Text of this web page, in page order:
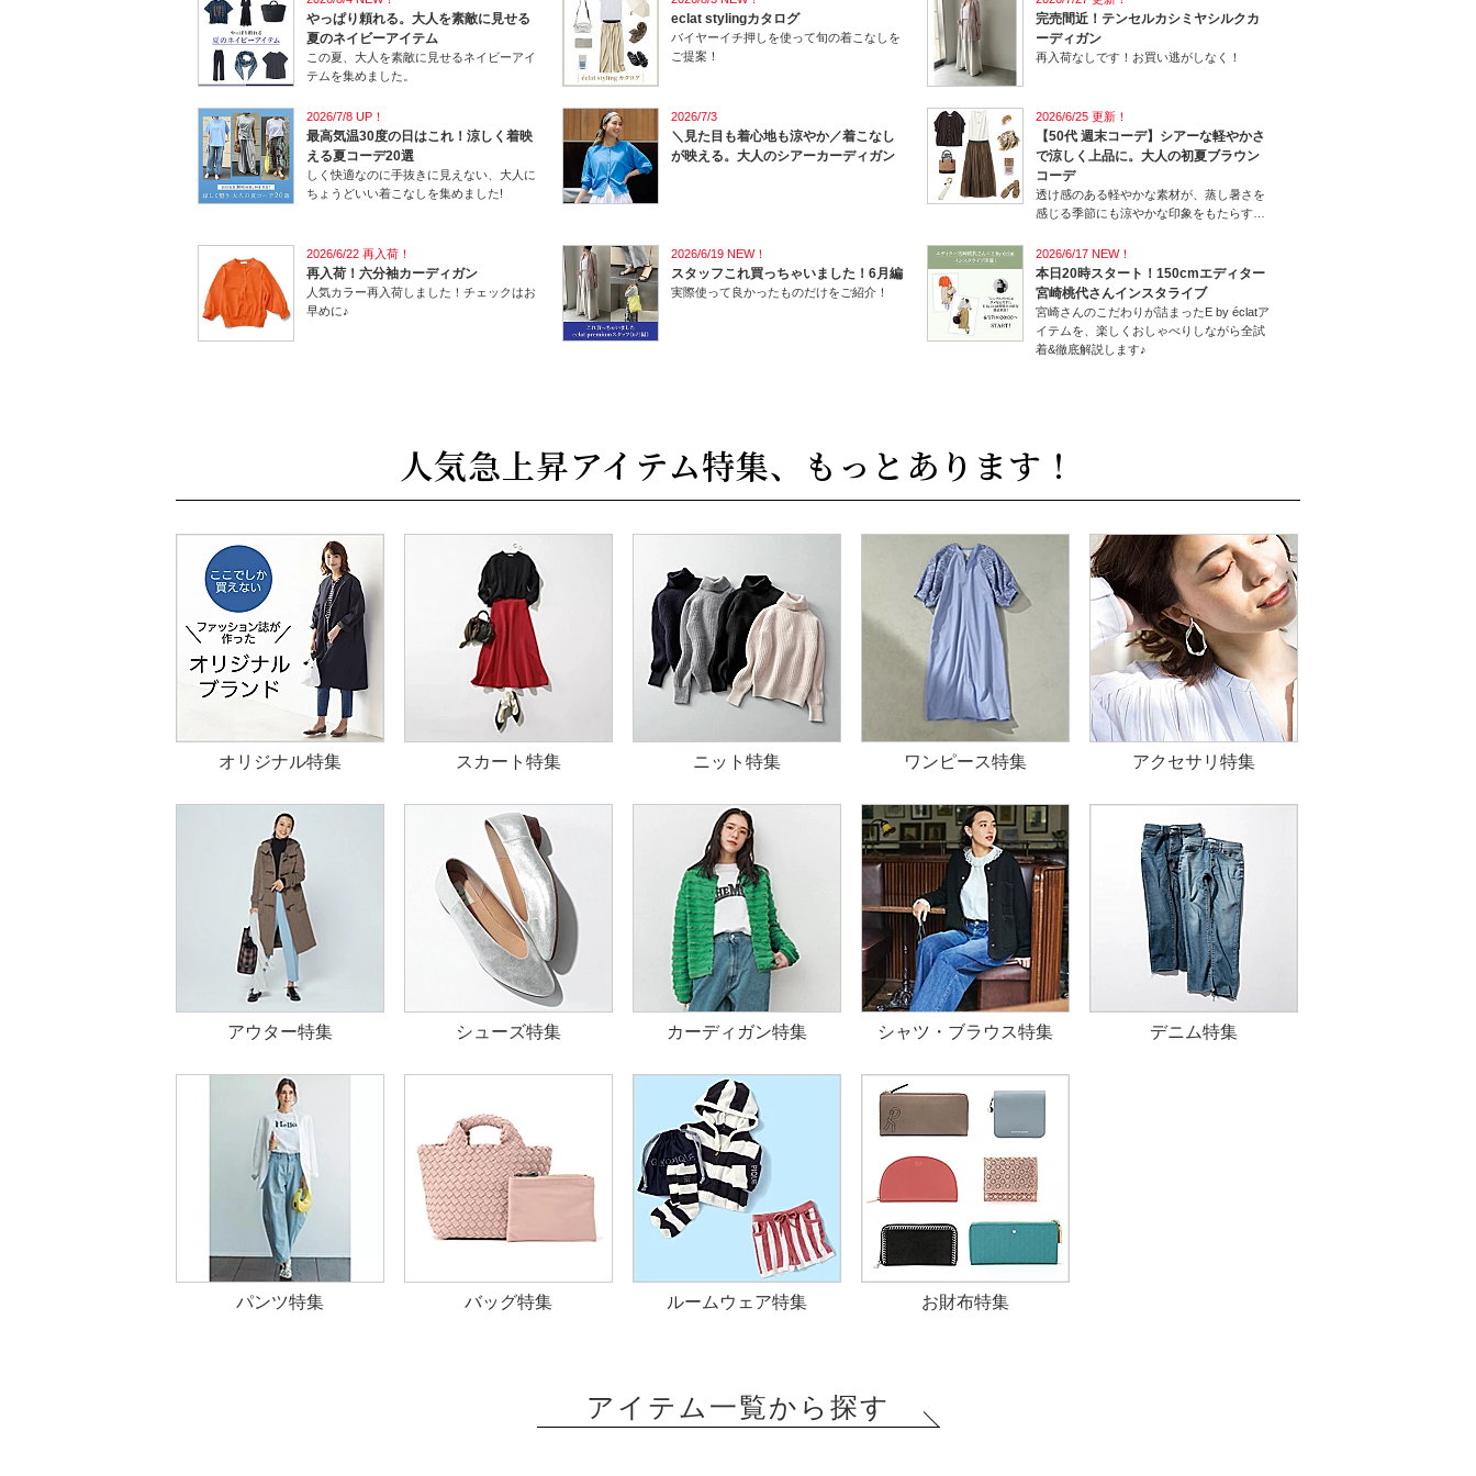
やっぱり頼れる。大人を素敵に見せる
夏のネイビーアイテム
この夏、大人を素敵に見せるネイビーアイ
テムを集めました。
eclat stylingカタログ
バイヤーイチ押しを使って旬の着こなしを
ご提案！
完売間近！テンセルカシミヤシルクカ
ーディガン
再入荷なしです！お買い逃がしなく！
2026/7/8 UP！
最高気温30度の日はこれ！涼しく着映
える夏コーデ20選
しく快適なのに手抜きに見えない、大人に
ちょうどいい着こなしを集めました!
2026/7/3
＼見た目も着心地も涼やか／着こなし
が映える。大人のシアーカーディガン
2026/6/25 更新！
【50代 週末コーデ】シアーな軽やかさ
で涼しく上品に。大人の初夏ブラウン
コーデ
透け感のある軽やかな素材が、蒸し暑さを
感じる季節にも涼やかな印象をもたらす初
2026/6/22 再入荷！
再入荷！六分袖カーディガン
人気カラー再入荷しました！チェックはお
早めに♪
2026/6/19 NEW！
スタッフこれ買っちゃいました！6月編
実際使って良かったものだけをご紹介！
2026/6/17 NEW！
本日20時スタート！150cmエディター
宮崎桃代さんインスタライブ
宮崎さんのこだわりが詰まったE by éclatア
イテムを、楽しくおしゃべりしながら全試
着&徹底解説します♪
人気急上昇アイテム特集、もっとあります！
オリジナル特集 スカート特集 ニット特集 ワンピース特集 アクセサリ特集
アウター特集 シューズ特集 カーディガン特集 シャツ・ブラウス特集 デニム特集
パンツ特集 バッグ特集 ルームウェア特集 お財布特集
アイテム一覧から探す